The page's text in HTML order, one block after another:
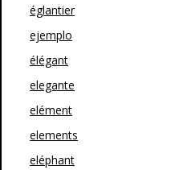
églantier
ejemplo
élégant
elegante
elément
elements
eléphant